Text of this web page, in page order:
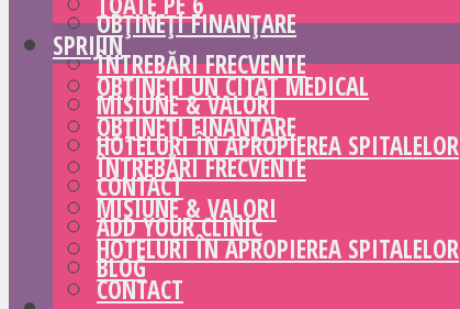
OBȚINEȚI FINANȚARE
ÎNTREBĂRI FRECVENTE
MISIUNE & VALORI
HOTELURI ÎN APROPIEREA SPITALELOR
CONTACT
ADD YOUR CLINIC
BLOG
SPRIJIN
OBȚINEȚI UN CITAT MEDICAL
OBȚINEȚI FINANȚARE
ÎNTREBĂRI FRECVENTE
MISIUNE & VALORI
HOTELURI ÎN APROPIEREA SPITALELOR
CONTACT